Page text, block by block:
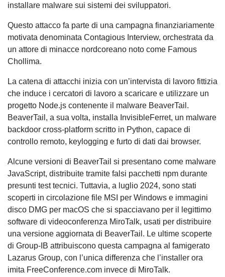
installare malware sui sistemi dei sviluppatori.
Questo attacco fa parte di una campagna finanziariamente
motivata denominata Contagious Interview, orchestrata da
un attore di minacce nordcoreano noto come Famous
Chollima.
La catena di attacchi inizia con un’intervista di lavoro fittizia
che induce i cercatori di lavoro a scaricare e utilizzare un
progetto Node.js contenente il malware BeaverTail.
BeaverTail, a sua volta, installa InvisibleFerret, un malware
backdoor cross-platform scritto in Python, capace di
controllo remoto, keylogging e furto di dati dai browser.
Alcune versioni di BeaverTail si presentano come malware
JavaScript, distribuite tramite falsi pacchetti npm durante
presunti test tecnici. Tuttavia, a luglio 2024, sono stati
scoperti in circolazione file MSI per Windows e immagini
disco DMG per macOS che si spacciavano per il legittimo
software di videoconferenza MiroTalk, usati per distribuire
una versione aggiornata di BeaverTail. Le ultime scoperte
di Group-IB attribuiscono questa campagna al famigerato
Lazarus Group, con l’unica differenza che l’installer ora
imita FreeConference.com invece di MiroTalk.